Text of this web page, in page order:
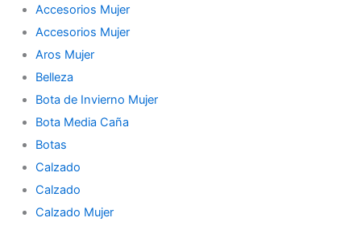
Accesorios Mujer
Accesorios Mujer
Aros Mujer
Belleza
Bota de Invierno Mujer
Bota Media Caña
Botas
Calzado
Calzado
Calzado Mujer